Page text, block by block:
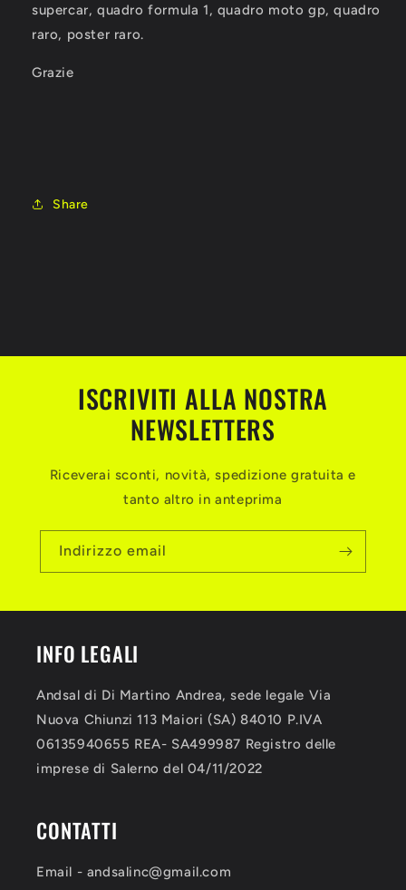
supercar, quadro formula 1, quadro moto gp, quadro
raro, poster raro.
Grazie
Share
ISCRIVITI ALLA NOSTRA
NEWSLETTERS
Riceverai sconti, novità, spedizione gratuita e
tanto altro in anteprima
Indirizzo email
INFO LEGALI
Andsal di Di Martino Andrea, sede legale Via
Nuova Chiunzi 113 Maiori (SA) 84010 P.IVA
06135940655 REA- SA499987 Registro delle
imprese di Salerno del 04/11/2022
CONTATTI
Email - andsalinc@gmail.com